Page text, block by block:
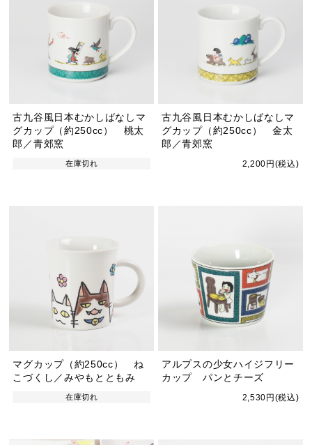
古九谷風日本むかしばなしマ
グカップ（約250cc） 桃太
郎／青郊窯
在庫切れ
古九谷風日本むかしばなしマ
グカップ（約250cc） 金太
郎／青郊窯
2,200円(税込)
マグカップ（約250cc） ね
こづくし／みやもとともみ
在庫切れ
アルプスの少女ハイジフリー
カップ パンとチーズ
2,530円(税込)